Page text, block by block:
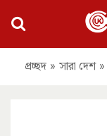
প্রচ্ছদ » সারা দেশ »